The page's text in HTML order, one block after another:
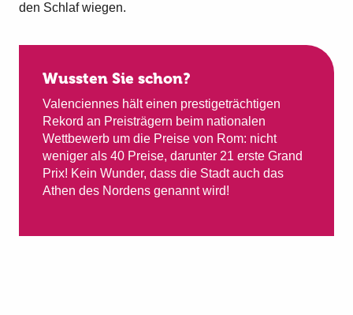
den Schlaf wiegen.
Wussten Sie schon?
Valenciennes hält einen prestigeträchtigen
Rekord an Preisträgern beim nationalen
Wettbewerb um die Preise von Rom: nicht
weniger als 40 Preise, darunter 21 erste Grand
Prix! Kein Wunder, dass die Stadt auch das
Athen des Nordens genannt wird!